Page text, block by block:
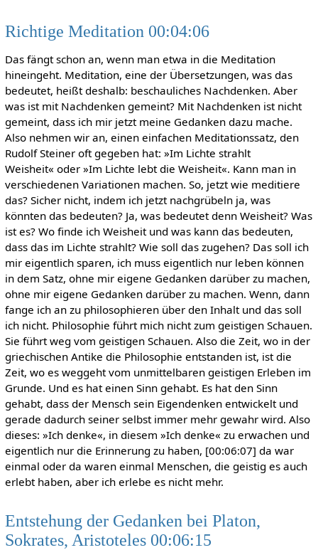
Richtige Meditation 00:04:06
Das fängt schon an, wenn man etwa in die Meditation
hineingeht. Meditation, eine der Übersetzungen, was das
bedeutet, heißt deshalb: beschauliches Nachdenken. Aber
was ist mit Nachdenken gemeint? Mit Nachdenken ist nicht
gemeint, dass ich mir jetzt meine Gedanken dazu mache.
Also nehmen wir an, einen einfachen Meditationssatz, den
Rudolf Steiner oft gegeben hat: »Im Lichte strahlt
Weisheit« oder »Im Lichte lebt die Weisheit«. Kann man in
verschiedenen Variationen machen. So, jetzt wie meditiere
das? Sicher nicht, indem ich jetzt nachgrübeln ja, was
könnten das bedeuten? Ja, was bedeutet denn Weisheit? Was
ist es? Wo finde ich Weisheit und was kann das bedeuten,
dass das im Lichte strahlt? Wie soll das zugehen? Das soll ich
mir eigentlich sparen, ich muss eigentlich nur leben können
in dem Satz, ohne mir eigene Gedanken darüber zu machen,
ohne mir eigene Gedanken darüber zu machen. Wenn, dann
fange ich an zu philosophieren über den Inhalt und das soll
ich nicht. Philosophie führt mich nicht zum geistigen Schauen.
Sie führt weg vom geistigen Schauen. Also die Zeit, wo in der
griechischen Antike die Philosophie entstanden ist, ist die
Zeit, wo es weggeht vom unmittelbaren geistigen Erleben im
Grunde. Und es hat einen Sinn gehabt. Es hat den Sinn
gehabt, dass der Mensch sein Eigendenken entwickelt und
gerade dadurch seiner selbst immer mehr gewahr wird. Also
dieses: »Ich denke«, in diesem »Ich denke« zu erwachen und
eigentlich nur die Erinnerung zu haben, [00:06:07] da war
einmal oder da waren einmal Menschen, die geistig es auch
erlebt haben, aber ich erlebe es nicht mehr.
Entstehung der Gedanken bei Platon,
Sokrates, Aristoteles 00:06:15